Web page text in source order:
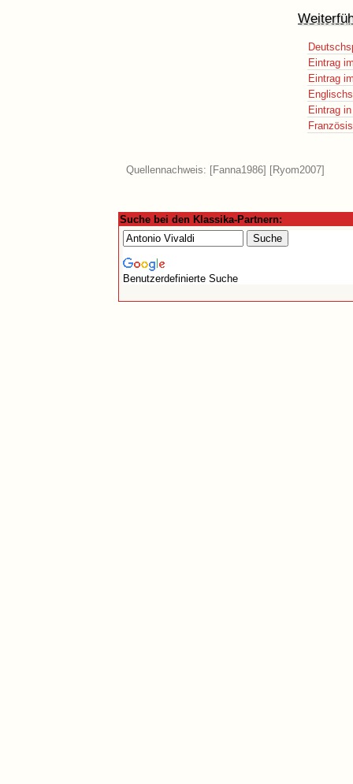
Eintrag
Eintrag
Eintrag
Quellennachweis: [Fanna1986] [Ryom2007]
Suche bei den Klassika-Partnern:
Benutzerdefinierte Suche